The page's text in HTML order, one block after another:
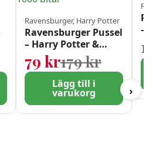
Ravensburger, Harry Potter
Ravensburger Pussel
– Harry Potter &
Dödsrelikerna Part
2, 1000 bitar
179krDet
79 kr Det
Lägg till i
varukorg
–
›